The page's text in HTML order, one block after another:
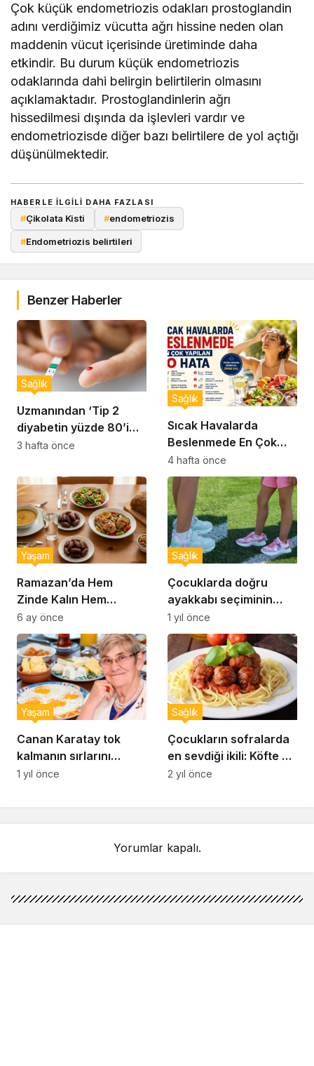
Çok küçük endometriozis odakları prostoglandin
adını verdiğimiz vücutta ağrı hissine neden olan
maddenin vücut içerisinde üretiminde daha
etkindir. Bu durum küçük endometriozis
odaklarında dahi belirgin belirtilerin olmasını
açıklamaktadır. Prostoglandinlerin ağrı
hissedilmesi dışında da işlevleri vardır ve
endometriozisde diğer bazı belirtilere de yol açtığı
düşünülmektedir.
HABERLE ILGILI DAHA FAZLASI
#Çikolata Kisti #endometriozis
#Endometriozis belirtileri
Benzer Haberler
Uzmanından ‘Tip 2
diyabetin yüzde 80’i
önlenebilir’ uyarısı
Sağlık
3 hafta önce
Sıcak Havalarda
Beslenmede En Çok
Yapılan 10 Hata
Sağlık
4 hafta önce
Ramazan’da Hem
Zinde Kalın Hem
Susamayın: İftar ve
Sahur İçin Altın Kurallar
Yaşam
6 ay önce
Çocuklarda doğru
ayakkabı seçiminin
önemi… Uzmanlar
uyardı: Doğru ayakkabı
seçimi nasıl yapılır?
Sağlık
1 yıl önce
Canan Karatay tok
kalmanın sırlarını
açıkladı: Sahurda
Yaşam
1 yıl önce
Çocukların sofralarda
en sevdiği ikili: Köfte ve
makarna
Sağlık
2 yıl önce
Yorumlar kapalı.